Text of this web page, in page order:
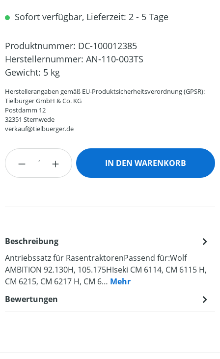
Sofort verfügbar, Lieferzeit: 2 - 5 Tage
Produktnummer: DC-100012385
Herstellernummer: AN-110-003TS
Gewicht: 5 kg
Herstellerangaben gemäß EU-Produktsicherheitsverordnung (GPSR):
Tielbürger GmbH & Co. KG
Postdamm 12
32351 Stemwede
verkauf@tielbuerger.de
Produkt Anzahl: Gib den gewünschten
IN DEN WARENKORB
Beschreibung
Antriebssatz für RasentraktorenPassend für:Wolf
AMBITION 92.130H, 105.175HIseki CM 6114, CM 6115 H,
CM 6215, CM 6217 H, CM 6… Mehr
Bewertungen